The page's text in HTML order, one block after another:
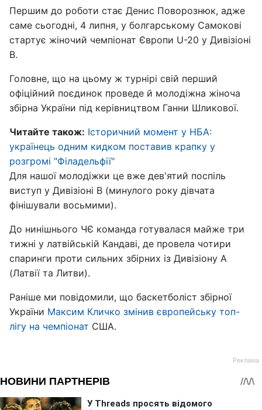
Першим до роботи стає Денис Поворознюк, адже
саме сьогодні, 4 липня, у болгарському Самокові
стартує жіночий чемпіонат Європи U-20 у Дивізіоні
B.
Головне, що на цьому ж турнірі свій перший
офіційний поєдинок проведе й молодіжна жіноча
збірна України під керівництвом Ганни Шликової.
Читайте також: Історичний момент у НБА:
українець одним кидком поставив крапку у
розгромі "Філадельфії"
Для нашої молодіжки це вже дев'ятий поспіль
виступ у Дивізіоні В (минулого року дівчата
фінішували восьмими).
До нинішнього ЧЄ команда готувалася майже три
тижні у латвійській Кандаві, де провела чотири
спаринги проти сильних збірних із Дивізіону А
(Латвії та Литви).
Раніше ми повідомили, що баскетболіст збірної
України Максим Кличко змінив європейську топ-
лігу на чемпіонат США.